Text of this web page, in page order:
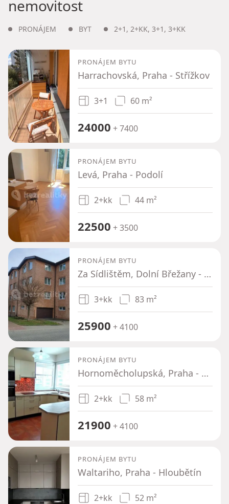
nemovitost
PRONÁJEM BYT 2+1 , 2+KK, 3+1 , 3+KK
PRONÁJEM BYTU
Harrachovská, Praha - Střížkov
3+1 60 m²
24000 + 7400
PRONÁJEM BYTU
Levá, Praha - Podolí
2+kk 44 m²
22500 + 3500
PRONÁJEM BYTU
Za Sídlištěm, Dolní Břežany - Dolní Břežany, Středočeský kraj
3+kk 83 m²
25900 + 4100
PRONÁJEM BYTU
Hornoměcholupská, Praha - Horní Měcholupy
2+kk 58 m²
21900 + 4100
PRONÁJEM BYTU
Waltariho, Praha - Hloubětín
2+kk 52 m²